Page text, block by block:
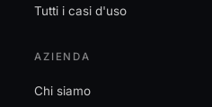
Tutti i casi d'uso
AZIENDA
Chi siamo